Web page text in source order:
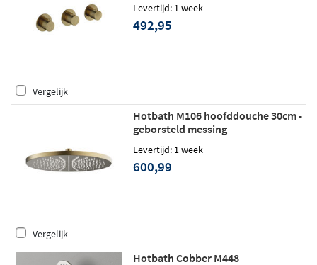
stopkranen - geborsteld messing
Levertijd: 1 week
492,95
Vergelijk
Hotbath M106 hoofddouche 30cm -
geborsteld messing
Levertijd: 1 week
600,99
Vergelijk
Hotbath Cobber M448